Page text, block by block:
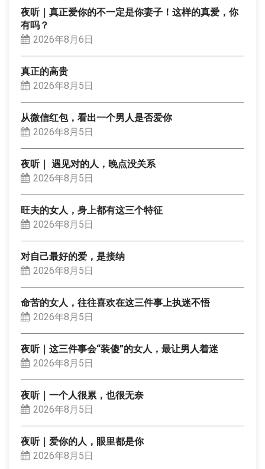
夜听｜真正爱你的不一定是你妻子！这样的真爱，你
有吗？
2026年8月6日
真正的高贵
2026年8月5日
从微信红包，看出一个男人是否爱你
2026年8月5日
夜听｜ 遇见对的人，晚点没关系
2026年8月5日
旺夫的女人，身上都有这三个特征
2026年8月5日
对自己最好的爱，是接纳
2026年8月5日
命苦的女人，往往喜欢在这三件事上执迷不悟
2026年8月5日
夜听｜这三件事会“装傻”的女人，最让男人着迷
2026年8月5日
夜听｜一个人很累，也很无奈
2026年8月5日
夜听｜爱你的人，眼里都是你
2026年8月5日